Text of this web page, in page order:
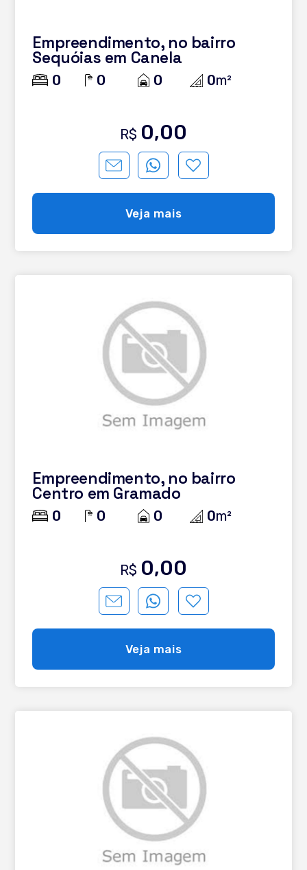
Empreendimento, no bairro
Sequóias em Canela
0 0 0 0m²
R$ 0,00
Veja mais
Empreendimento, no bairro
Centro em Gramado
0 0 0 0m²
R$ 0,00
Veja mais